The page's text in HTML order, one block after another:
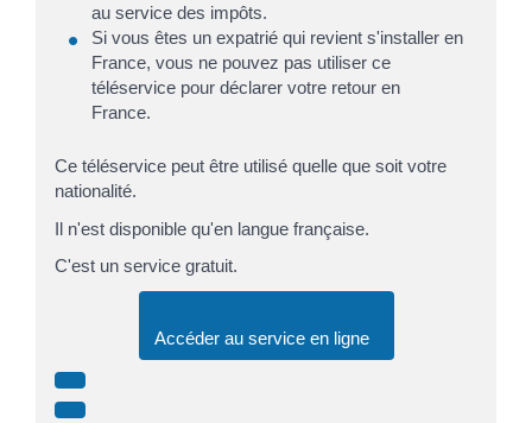
au service des impôts.
Si vous êtes un expatrié qui revient s'installer en
France, vous ne pouvez pas utiliser ce
téléservice pour déclarer votre retour en
France.
Ce téléservice peut être utilisé quelle que soit votre
nationalité.
Il n'est disponible qu'en langue française.
C'est un service gratuit.
Accéder au service en ligne